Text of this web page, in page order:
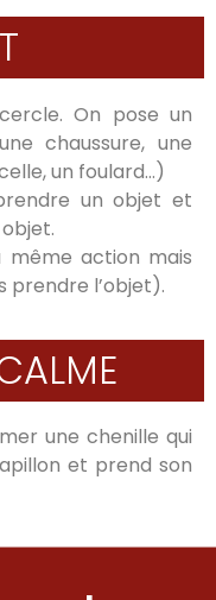
On pose un
chaussure, une
un foulard…)
un objet et
même action mais
prendre l’objet).
une chenille qui
et prend son